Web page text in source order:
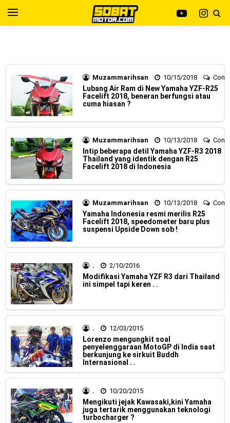
Kawasaki Indonesia resmi merilis KLE500 dan KLE500 SE
dikota Medan, kok bisa ?
Yamaha Indonesia Technician Grand Prix 2025 di
Indonesia Technician Grand Prix Digelar, Lebih Dari 2
Dekade Komitmen Yamaha Cetak Teknisi Berkualitas Global
mewah !
Warna Baru X-Ride 125 Tampil Tangguh dan Fresh Siap
Jelajah Petualangan Tanpa Batas
Yamalube Power XP Matic resmi dirilis untuk skutik Blue
Core 125cc dengan mobilitas tinggi
Yamaha Indonesia Rilis Warna Baru Fazzio Hybrid yang lebih
Eye Catchy & Kece Abis
Sudah pakai diskbrake belakang ! Yamaha Indonesia Resmi
perkenalkan Aerox Alpha 155 Turbo !
Yamaha Nmax Turbo 155 sudah lahir, Aerox Turbo hanya
tinggal menunggu waktu ?
Muzammarihsan 10/15/2018
Lubang Air Ram di New Yamaha YZF-R25
Facelift 2018, beneran berfungsi atau
cuma hiasan ?
Muzammarihsan 10/13/2018
Intip beberapa detil Yamaha YZF-R3 2018
Thailand yang identik dengan R25
Facelift 2018 di Indonesia
Muzammarihsan 10/13/2018
Yamaha Indonesia resmi merilis R25
Facelift 2018, speedometer baru plus
suspensi Upside Down sob !
. 2/10/2016
Modifikasi Yamaha YZF R3 dari Thailand
ini simpel tapi keren . .
. 12/03/2015
Lorenzo mengungkit soal
penyelenggaraan MotoGP di India saat
berkunjung ke sirkuit Buddh
Internasional . .
. 10/20/2015
Mengikuti jejak Kawasaki,kini Yamaha
juga tertarik menggunakan teknologi
turbocharger ?